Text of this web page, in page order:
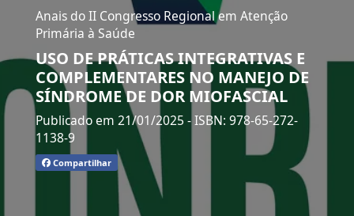
Anais do II Congresso Regional em Atenção
Primária à Saúde
USO DE PRÁTICAS INTEGRATIVAS E
COMPLEMENTARES NO MANEJO DE
SÍNDROME DE DOR MIOFASCIAL
Publicado em 21/01/2025 - ISBN: 978-65-272-
1138-9
Compartilhar